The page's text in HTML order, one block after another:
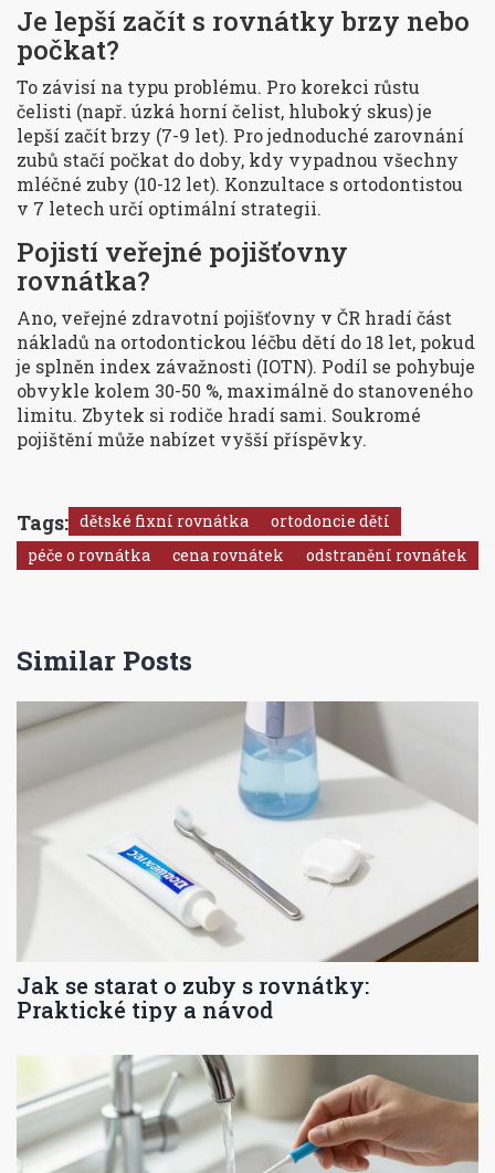
Je lepší začít s rovnátky brzy nebo
počkat?
To závisí na typu problému. Pro korekci růstu
čelisti (např. úzká horní čelist, hluboký skus) je
lepší začít brzy (7-9 let). Pro jednoduché zarovnání
zubů stačí počkat do doby, kdy vypadnou všechny
mléčné zuby (10-12 let). Konzultace s ortodontistou
v 7 letech určí optimální strategii.
Pojistí veřejné pojišťovny
rovnátka?
Ano, veřejné zdravotní pojišťovny v ČR hradí část
nákladů na ortodontickou léčbu dětí do 18 let, pokud
je splněn index závažnosti (IOTN). Podíl se pohybuje
obvykle kolem 30-50 %, maximálně do stanoveného
limitu. Zbytek si rodiče hradí sami. Soukromé
pojištění může nabízet vyšší příspěvky.
Tags: dětské fixní rovnátka
ortodoncie dětí
péče o rovnátka
cena rovnátek odstranění rovnátek
Similar Posts
Jak se starat o zuby s rovnátky:
Praktické tipy a návod